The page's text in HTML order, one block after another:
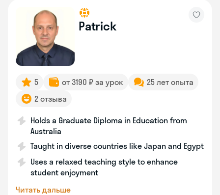
Patrick
5 от 3190 ₽ за урок
25 лет опыта
2 отзыва
Holds a Graduate Diploma in Education from
Australia
Taught in diverse countries like Japan and Egypt
Uses a relaxed teaching style to enhance
student enjoyment
Читать дальше